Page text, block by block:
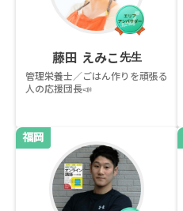
藤田 えみこ先生
管理栄養士／ごはん作りを頑張る
人の応援団長📣
福岡